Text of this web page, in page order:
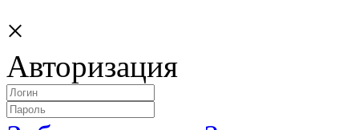
×
Авторизация